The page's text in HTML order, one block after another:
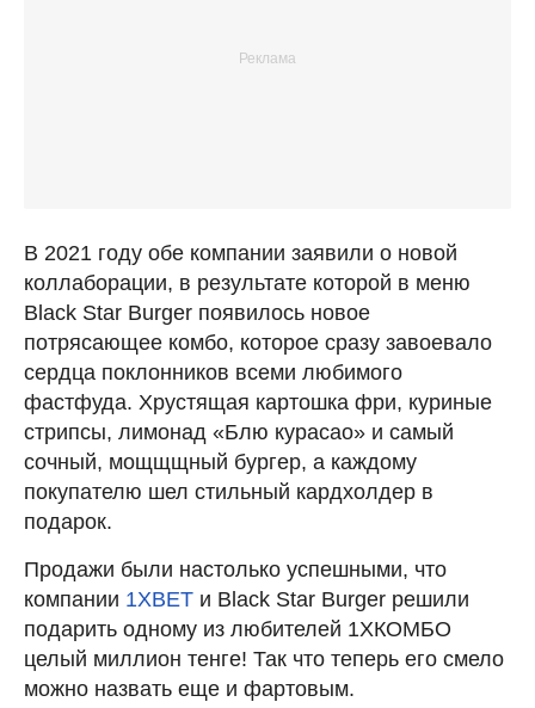
В 2021 году обе компании заявили о новой
коллаборации, в результате которой в меню
Black Star Burger появилось новое
потрясающее комбо, которое сразу завоевало
сердца поклонников всеми любимого
фастфуда. Хрустящая картошка фри, куриные
стрипсы, лимонад «Блю курасао» и самый
сочный, мощщщный бургер, а каждому
покупателю шел стильный кардхолдер в
подарок.
Продажи были настолько успешными, что
компании 1ХBET и Black Star Burger решили
подарить одному из любителей 1ХКОМБО
целый миллион тенге! Так что теперь его смело
можно назвать еще и фартовым.